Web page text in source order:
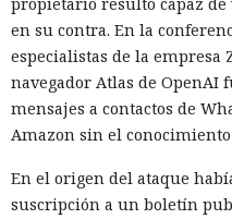
en su contra. En la
especialistas de la empresa
navegador Atlas de OpenAI
mensajes a contactos de
Amazon sin el
En el origen del ataque
suscripción a un boletín